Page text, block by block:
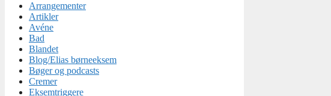
Arrangementer
Artikler
Avéne
Bad
Blandet
Blog/Elias børneeksem
Bøger og podcasts
Cremer
Eksemtriggere